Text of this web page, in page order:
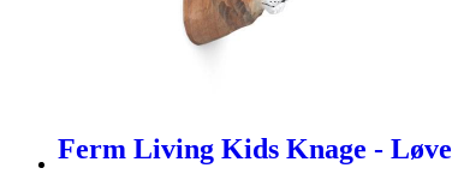
Ferm Living Kids Knage - Løve